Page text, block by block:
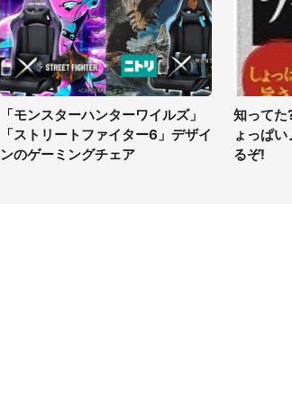
「モンスターハンターワイルズ」
「ストリートファイター6」デザイ
ンのゲーミングチェア
知ってた
ょっぱ
るぞ!